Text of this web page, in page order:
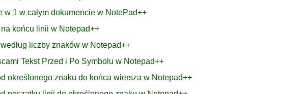
w 1 w całym dokumencie w NotePad++
końcu linii w Notepad++
liczby znaków w Notepad++
Tekst Przed i Po Symbolu w Notepad++
określonego znaku do końca wiersza w Notepad++